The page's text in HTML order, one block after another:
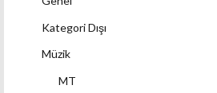
Kategori Dışı
Müzik
MT